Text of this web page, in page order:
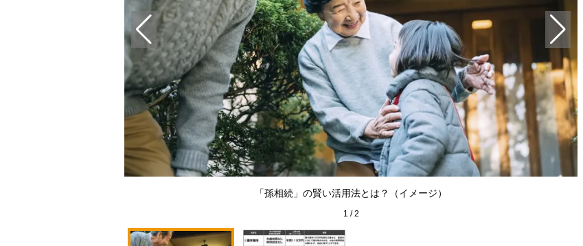
「孫相続」の賢い活用法とは？（イメージ）
1 /2